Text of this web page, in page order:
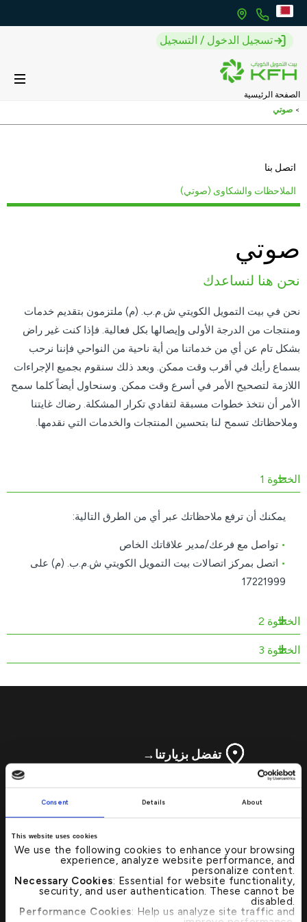
Consent Details About
This website uses cookies
We use the following cookies to enhance your browsing
experience, analyze website performance, and
personalize content.
Necessary Cookies: Essential for website functionality,
security, and user authentication. These cannot be
disabled.
Performance Cookies: Help us analyze site traffic and
تسجيل الدخول / التسجيل
الصفحة الرئيسية
> صوتي
اتصل بنا
الملاحظات والشكاوى (صوتي)
صوتي
نحن هنا لنساعدك
نحن في بيت التمويل الكويتي ش.م.ب. (م) ملتزمون بتقديم خدمات
ومنتجات من الدرجة الأولى وإيصالها بكل فعالية. فإذا كنت غير راض
بشكل تام عن أي من خدماتنا من أية ناحية من النواحي فإننا نرحب
بسماع رأيك في أقرب وقت ممكن. وبعد ذلك سنقوم بجميع الإجراءات
اللازمة لتصحيح الأمر في أسرع وقت ممكن. وسنحاول أيضاً كلما سمح
الأمر أن نتخذ خطوات مسبقة لتفادي تكرار المشكلة. رضاك غايتنا
وملاحظاتك تسمح لنا بتحسين المنتجات والخدمات التي نقدمها.
الخطوة 1
يمكنك أن ترفع ملاحظاتك عبر أي من الطرق التالية:
• تواصل مع فرعك/مدير علاقاتك الخاص
• اتصل بمركز اتصالات بيت التمويل الكويتي ش.م.ب. (م) على
17221999
الخطوة 2
الخطوة 3
تفضل بزيارتنا→
وأجهزة الصرف الآلي.
اتصل بنا 24/7 : 17221999